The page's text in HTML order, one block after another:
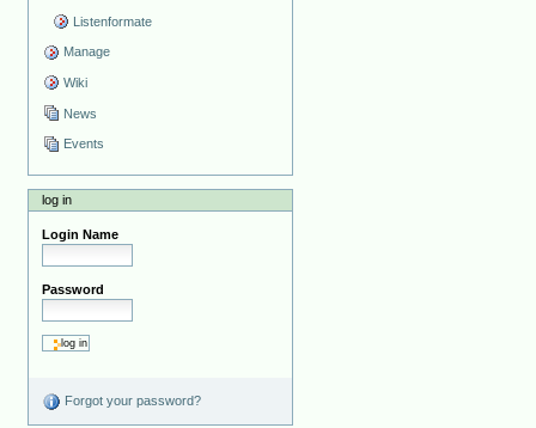
Listenformate
Manage
Wiki
News
Events
log in
Login Name
Password
Forgot your password?